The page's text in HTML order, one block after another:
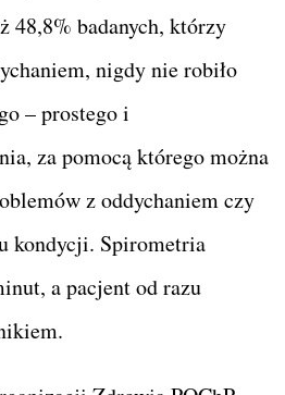
48,8% badanych, którzy
nigdy nie robiło
– prostego i
za pomocą którego można
z oddychaniem czy
kondycji. Spirometria
a pacjent od razu